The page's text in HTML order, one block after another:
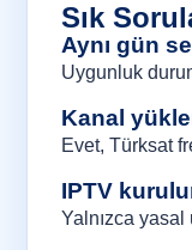
Sık
Aynı gün
Uygunluk
Kanal
Evet, Türksat
IPTV
Yalnızca